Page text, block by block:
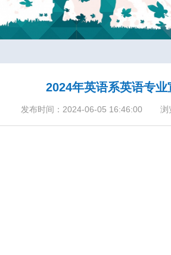
2024年英语系英语专业
发布时间：2024-06-05 16:46:00 浏